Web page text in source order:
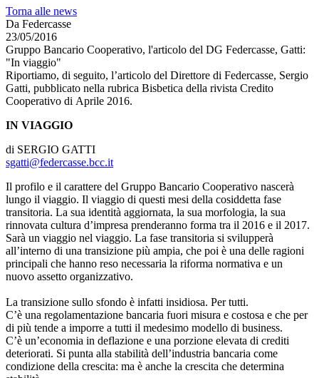
Torna alle news
Da Federcasse
23/05/2016
Gruppo Bancario Cooperativo, l'articolo del DG Federcasse, Gatti:
"In viaggio"
Riportiamo, di seguito, l’articolo del Direttore di Federcasse, Sergio
Gatti, pubblicato nella rubrica Bisbetica della rivista Credito
Cooperativo di Aprile 2016.
IN VIAGGIO
di SERGIO GATTI
sgatti@federcasse.bcc.it
Il profilo e il carattere del Gruppo Bancario Cooperativo nascerà
lungo il viaggio. Il viaggio di questi mesi della cosiddetta fase
transitoria. La sua identità aggiornata, la sua morfologia, la sua
rinnovata cultura d’impresa prenderanno forma tra il 2016 e il 2017.
Sarà un viaggio nel viaggio. La fase transitoria si svilupperà
all’interno di una transizione più ampia, che poi è una delle ragioni
principali che hanno reso necessaria la riforma normativa e un
nuovo assetto organizzativo.
La transizione sullo sfondo è infatti insidiosa. Per tutti.
C’è una regolamentazione bancaria fuori misura e costosa e che per
di più tende a imporre a tutti il medesimo modello di business.
C’è un’economia in deflazione e una porzione elevata di crediti
deteriorati. Si punta alla stabilità dell’industria bancaria come
condizione della crescita: ma è anche la crescita che determina